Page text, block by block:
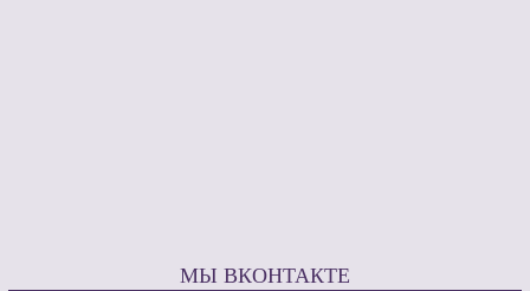
МЫ ВКОНТАКТЕ